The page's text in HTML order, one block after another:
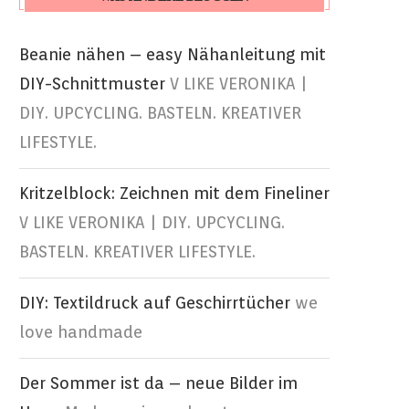
Beanie nähen – easy Nähanleitung mit
DIY-Schnittmuster V LIKE VERONIKA |
DIY. UPCYCLING. BASTELN. KREATIVER
LIFESTYLE.
Kritzelblock: Zeichnen mit dem Fineliner
V LIKE VERONIKA | DIY. UPCYCLING.
BASTELN. KREATIVER LIFESTYLE.
DIY: Textildruck auf Geschirrtücher we
love handmade
Der Sommer ist da – neue Bilder im